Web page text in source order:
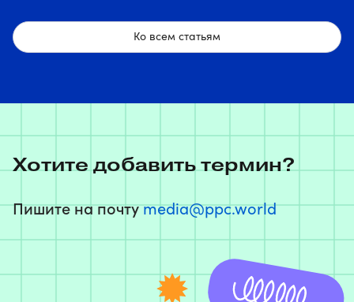
Ко всем статьям
Хотите добавить термин?
Пишите на почтуmedia@ppc.world